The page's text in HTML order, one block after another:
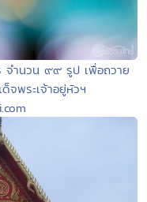
จำนวน ๙๙ รูป เพื่อถวาย
จพระเจ้าอยู่หัวฯ